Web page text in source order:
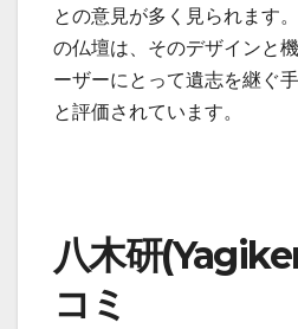
との意見が多く見られます
の仏壇は、そのデザインと
ーザーにとって遺志を継ぐ
と評価されています。
八木研
コミ